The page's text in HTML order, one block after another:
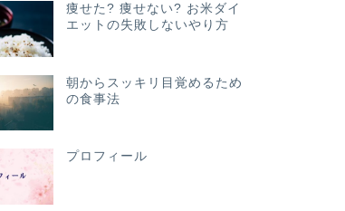
痩せた? 痩せない? お米ダイ
エットの失敗しないやり方
朝からスッキリ目覚めるため
の食事法
プロフィール